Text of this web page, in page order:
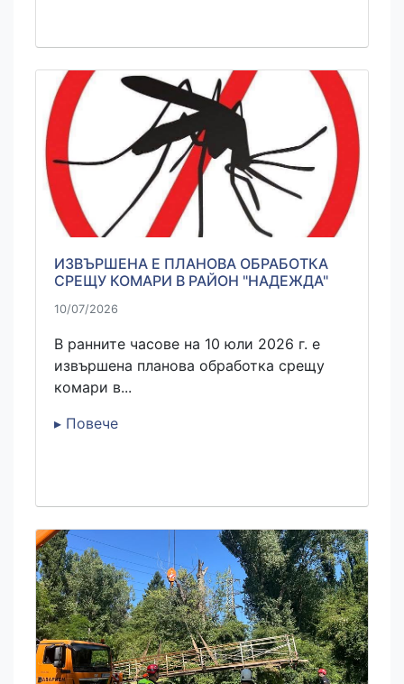
ИЗВЪРШЕНА Е ПЛАНОВА ОБРАБОТКА
СРЕЩУ КОМАРИ В РАЙОН "НАДЕЖДА"
10/07/2026
В ранните часове на 10 юли 2026 г. е
извършена планова обработка срещу
комари в...
▸ Повече